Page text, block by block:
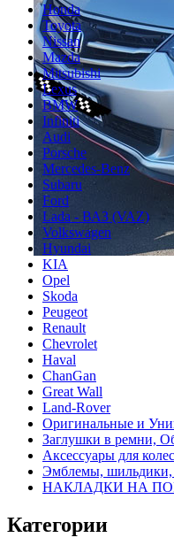
Honda
Toyota
Nissan
Mazda
Mitsubishi
Lexus
BMW
Infiniti
Audi
Porsche
Mercedes-Benz
Subaru
Ford
Lada - ВАЗ (VAZ)
Volkswagen
Hyundai
KIA
Opel
Skoda
Peugeot
Renault
Chevrolet
Haval
ChanGan
Great Wall
Land-Rover
Оригинальные и
Заглушки в ремни,
Аксессуары для колес
Эмблемы, шильдики,
НАКЛАДКИ НА
Категории